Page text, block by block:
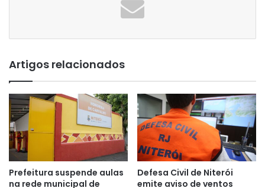
Artigos relacionados
Prefeitura suspende aulas
na rede municipal de
Defesa Civil de Niterói
emite aviso de ventos